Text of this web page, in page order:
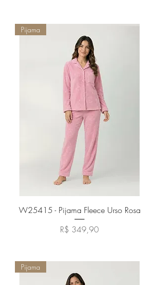
Pijama
W25415 - Pijama Fleece Urso Rosa
Preço
R$ 349,90
Pijama